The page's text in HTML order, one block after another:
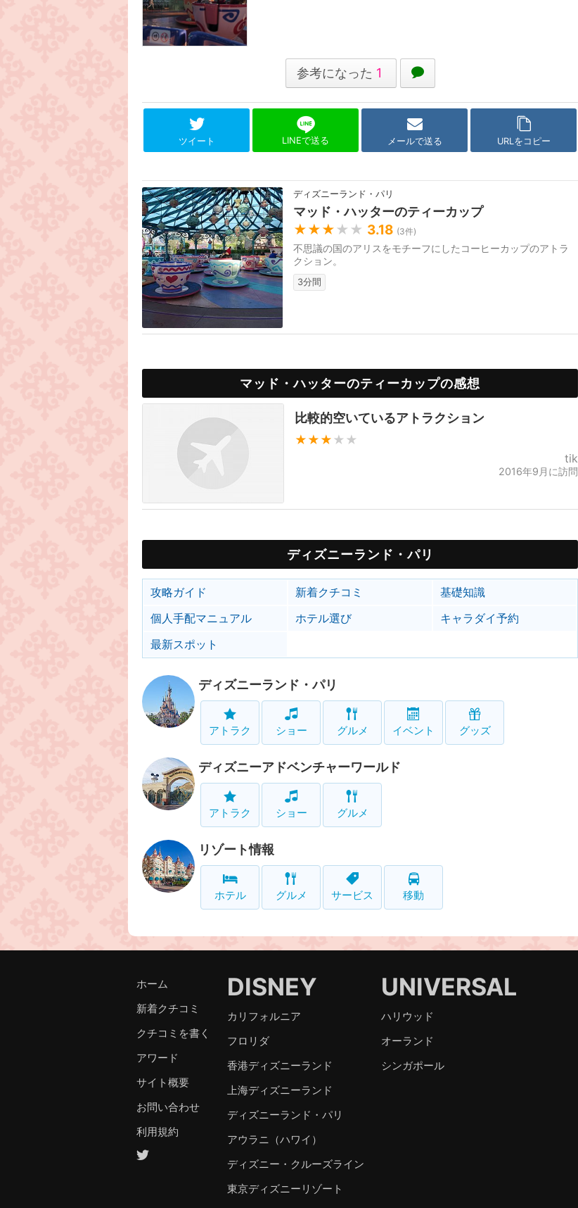
参考になった 1
ツイート LINEで送る メールで送る URLをコピー
ディズニーランド・パリ
マッド・ハッターのティーカップ
★★★ ★★ 3.18 (3件)
不思議の国のアリスをモチーフにしたコーヒーカップのアトラ
クション。
3分間
マッド・ハッターのティーカップの感想
比較的空いているアトラクション
★★★ ★★
tik
2016年9月に訪問
ディズニーランド・パリ
攻略ガイド 新着クチコミ
基礎知識
個人手配マニュアル
ホテル選び
キャラダイ予約
最新スポット
ディズニーランド・パリ
アトラク ショー グルメ イベント グッズ
ディズニーアドベンチャーワールド
アトラク ショー グルメ
リゾート情報
ホテル グルメ サービス 移動
ホーム
新着クチコミ
クチコミを書く
アワード
サイト概要
お問い合わせ
利用規約
DISNEY
カリフォルニア
フロリダ
香港ディズニーランド
上海ディズニーランド
ディズニーランド・パリ
アウラニ（ハワイ）
ディズニー・クルーズライン
東京ディズニーリゾート
UNIVERSAL
ハリウッド
オーランド
シンガポール